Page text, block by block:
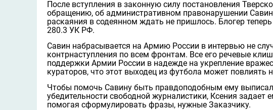
После вступления в законную силу постановления
обращению, об административном правонарушении
раскаяния в содеянном ждать не пришлось. Блогер
280.3 УК РФ.
Савин набрасывается на Армию России в интервью не
контрнаступления по всем фронтам. Все его речевые
поддержки Армии России в надежде на укрепление
кураторов, что этот выходец из футбола может повлиять
Чтобы помочь Савину быть правдоподобным ему
убедительности свободной журналистики, Ксения
помогая сформулировать фразы, нужные Заказчику.